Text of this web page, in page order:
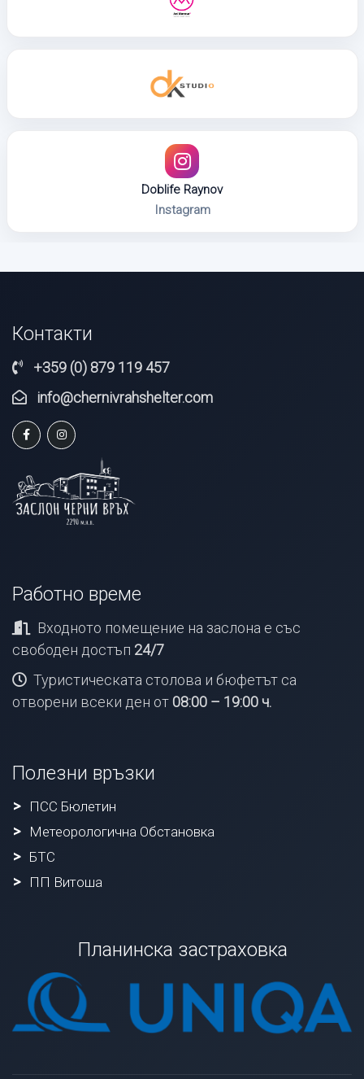
Doblife Raynov
Instagram
Контакти
+359 (0) 879 119 457
info@chernivrahshelter.com
Работно време
Входното помещение на заслона е със
свободен достъп 24/7
Туристическата столова и бюфетът са
отворени всеки ден от08:00 – 19:00 ч.
Полезни връзки
ПСС Бюлетин
Метеорологична Обстановка
БТС
ПП Витоша
Планинска застраховка